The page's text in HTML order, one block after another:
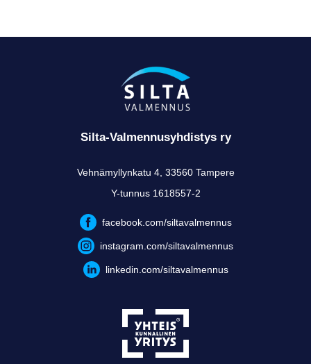
Silta-Valmennusyhdistys ry
Vehnämyllynkatu 4, 33560 Tampere
Y-tunnus 1618557-2
facebook.com/siltavalmennus
instagram.com/siltavalmennus
linkedin.com/siltavalmennus